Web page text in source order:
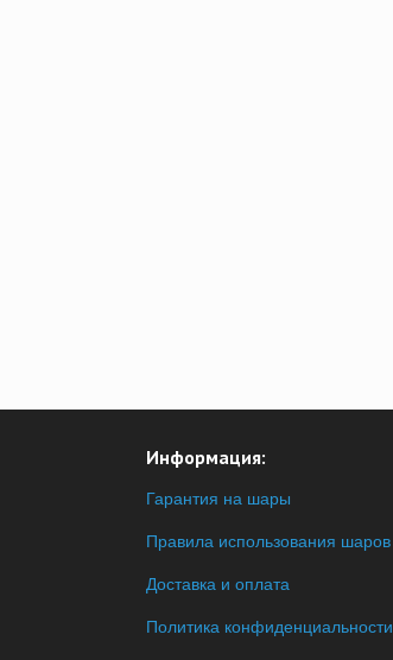
Информация:
Гарантия на шары
Правила использования шаров
Доставка и оплата
Политика конфиденциальности